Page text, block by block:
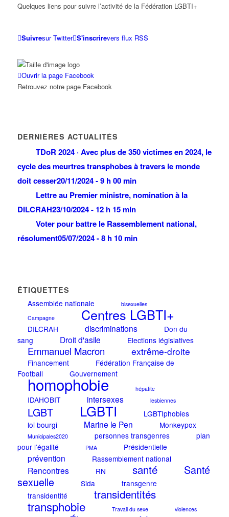
Quelques liens pour suivre l’activité de la Fédération LGBTI+
Suivresur Twitter S'inscrirevers flux RSS
Ouvrir la page Facebook
Retrouvez notre page Facebook
DERNIÈRES ACTUALITÉS
TDoR 2024 · Avec plus de 350 victimes en 2024, le
cycle des meurtres transphobes à travers le monde
doit cesser20/11/2024 - 9 h 00 min
Lettre au Premier ministre, nomination à la
DILCRAH23/10/2024 - 12 h 15 min
Voter pour battre le Rassemblement national,
résolument05/07/2024 - 8 h 10 min
ÉTIQUETTES
Assemblée nationale
bisexuelles
Campagne
Centres LGBTI+
DILCRAH discriminations
Don du
sang
Droit d'asile Elections législatives
Emmanuel Macron extrême-droite
Financement
Fédération Française de
Football
Gouvernement
homophobie hépatite
IDAHOBIT intersexes lesbiennes
LGBT LGBTI
LGBTIphobies
loi bourgi
Marine le Pen Monkeypox
Municipales2020 personnes transgenres
plan
pour l’égalité
PMA Présidentielle
prévention Rassemblement national
Rencontres RN santé
Santé
sexuelle
Sida
transgenre
transidentité
transidentités
transphobie Travail du sexe violences